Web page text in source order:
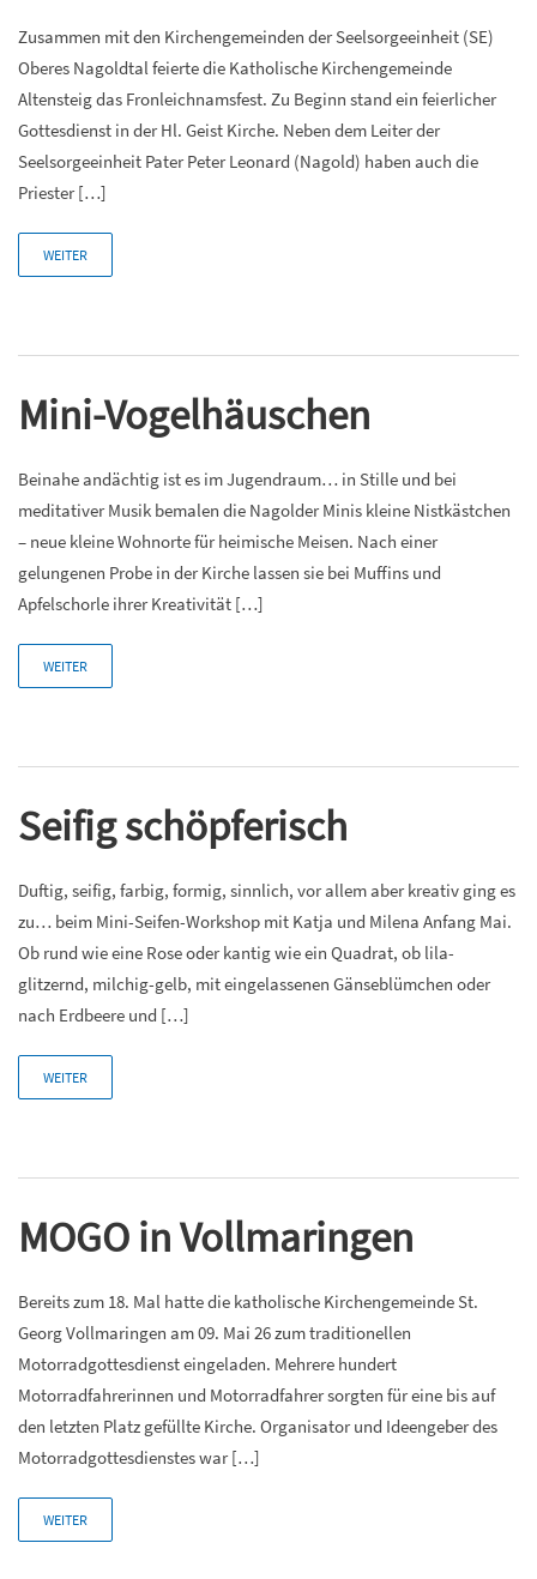
Zusammen mit den Kirchengemeinden der Seelsorgeeinheit (SE)
Oberes Nagoldtal feierte die Katholische Kirchengemeinde
Altensteig das Fronleichnamsfest. Zu Beginn stand ein feierlicher
Gottesdienst in der Hl. Geist Kirche. Neben dem Leiter der
Seelsorgeeinheit Pater Peter Leonard (Nagold) haben auch die
Priester […]
WEITER
Mini-Vogelhäuschen
Beinahe andächtig ist es im Jugendraum… in Stille und bei
meditativer Musik bemalen die Nagolder Minis kleine Nistkästchen
– neue kleine Wohnorte für heimische Meisen. Nach einer
gelungenen Probe in der Kirche lassen sie bei Muffins und
Apfelschorle ihrer Kreativität […]
WEITER
Seifig schöpferisch
Duftig, seifig, farbig, formig, sinnlich, vor allem aber kreativ ging es
zu… beim Mini-Seifen-Workshop mit Katja und Milena Anfang Mai.
Ob rund wie eine Rose oder kantig wie ein Quadrat, ob lila-
glitzernd, milchig-gelb, mit eingelassenen Gänseblümchen oder
nach Erdbeere und […]
WEITER
MOGO in Vollmaringen
Bereits zum 18. Mal hatte die katholische Kirchengemeinde St.
Georg Vollmaringen am 09. Mai 26 zum traditionellen
Motorradgottesdienst eingeladen. Mehrere hundert
Motorradfahrerinnen und Motorradfahrer sorgten für eine bis auf
den letzten Platz gefüllte Kirche. Organisator und Ideengeber des
Motorradgottesdienstes war […]
WEITER